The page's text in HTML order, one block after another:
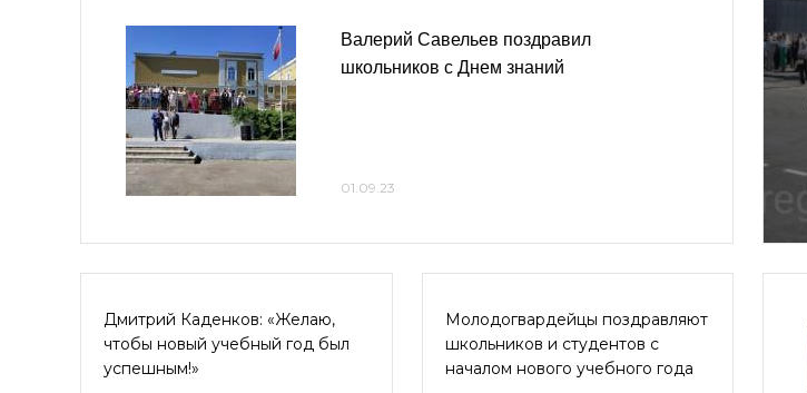
Валерий Савельев поздравил
школьников с Днем знаний
01.09.23
Дмитрий Каденков: «Желаю,
чтобы новый учебный год был
успешным!»
Молодогвардейцы поздравляют
школьников и студентов с
началом нового учебного года